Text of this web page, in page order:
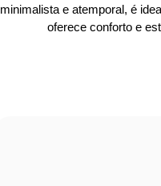
minimalista e atemporal, é
oferece conforto e